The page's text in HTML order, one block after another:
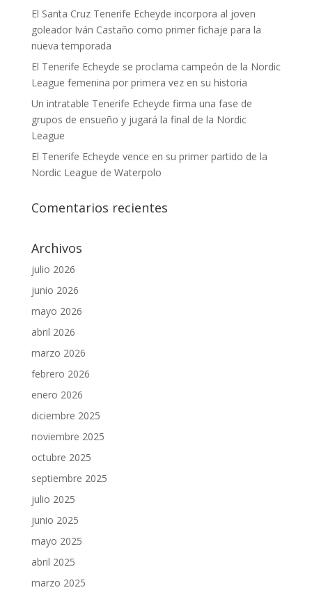
El Santa Cruz Tenerife Echeyde incorpora al joven
goleador Iván Castaño como primer fichaje para la
nueva temporada
El Tenerife Echeyde se proclama campeón de la Nordic
League femenina por primera vez en su historia
Un intratable Tenerife Echeyde firma una fase de
grupos de ensueño y jugará la final de la Nordic
League
El Tenerife Echeyde vence en su primer partido de la
Nordic League de Waterpolo
Comentarios recientes
Archivos
julio 2026
junio 2026
mayo 2026
abril 2026
marzo 2026
febrero 2026
enero 2026
diciembre 2025
noviembre 2025
octubre 2025
septiembre 2025
julio 2025
junio 2025
mayo 2025
abril 2025
marzo 2025